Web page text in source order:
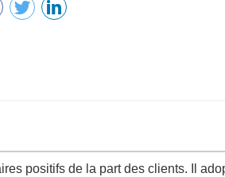
positifs de la part des clients. Il